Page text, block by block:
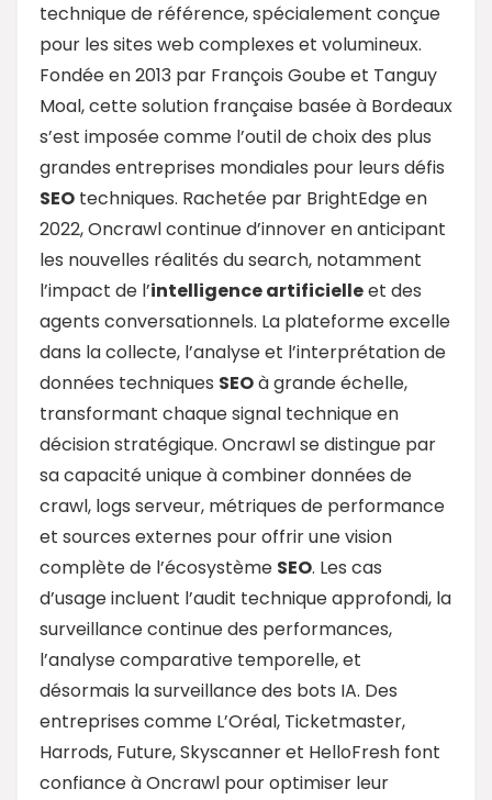
technique de référence, spécialement conçue
pour les sites web complexes et volumineux.
Fondée en 2013 par François Goube et Tanguy
Moal, cette solution française basée à Bordeaux
s’est imposée comme l’outil de choix des plus
grandes entreprises mondiales pour leurs défis
SEO techniques. Rachetée par BrightEdge en
2022, Oncrawl continue d’innover en anticipant
les nouvelles réalités du search, notamment
l’impact de l’intelligence artificielleet des
agents conversationnels. La plateforme excelle
dans la collecte, l’analyse et l’interprétation de
données techniques SEOà grande échelle,
transformant chaque signal technique en
décision stratégique. Oncrawl se distingue par
sa capacité unique à combiner données de
crawl, logs serveur, métriques de performance
et sources externes pour offrir une vision
complète de l’écosystème SEO. Les cas
d’usage incluent l’audit technique approfondi, la
surveillance continue des performances,
l’analyse comparative temporelle, et
désormais la surveillance des bots IA. Des
entreprises comme L’Oréal, Ticketmaster,
Harrods, Future, Skyscanner et HelloFresh font
confiance à Oncrawl pour optimiser leur